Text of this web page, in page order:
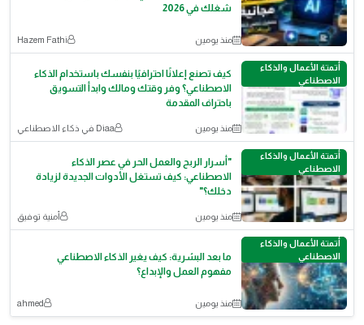
شغلك في 2026
منذ يومين Hazem Fathi
أتمتة الأعمال والذكاء
الاصطناعي
كيف تصنع إعلانًا احترافيًا بنفسك باستخدام الذكاء
الاصطناعي؟ وفر وقتك ومالك وابدأ التسويق
باحتراف المقدمة
منذ يومين Diaa في ذكاء الاصطناعي
أتمتة الأعمال والذكاء
الاصطناعي
"أسرار الربح والعمل الحر في عصر الذكاء
الاصطناعي: كيف تستغل الأدوات الجديدة لزيادة
دخلك؟"
منذ يومين أمنية توفيق
أتمتة الأعمال والذكاء
الاصطناعي
ما بعد البشرية: كيف يغير الذكاء الاصطناعي
مفهوم العمل والإبداع؟
منذ يومين ahmed